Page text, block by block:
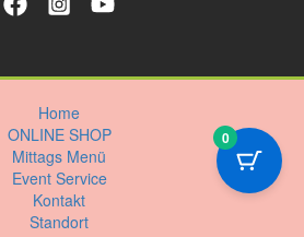
Home
ONLINE SHOP
Mittags Menü
Event Service
Kontakt
Standort
0